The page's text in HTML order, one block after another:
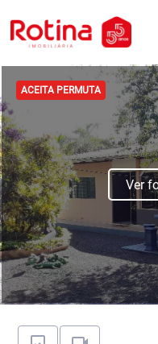
ACEITA PERMUTA
Ver